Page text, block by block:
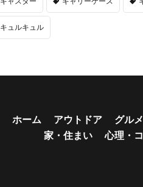
キュルキュル
ホーム アウトドア グルメ
家・住まい
心理・